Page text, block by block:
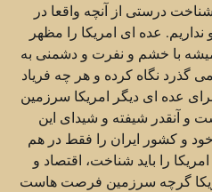
درستی از آنچه واقعا در
عده ای امریکا را مظهر
با خشم و نفرت و دشمنی به
گذرد نگاه کرده و هر چه فریاد
عده ای دیگر امریکا سرزمین
و آنقدر شیفته و شیدای این
و کشور ایران را فقط در هم
را باید شناخت، اقتصاد و
گرچه سرزمین فرصت هاست